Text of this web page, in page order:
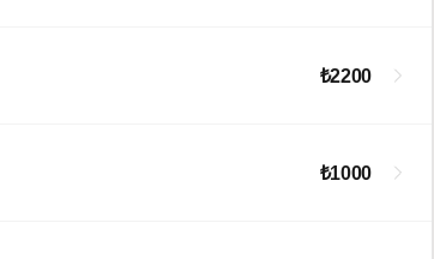
₺2200
₺1000